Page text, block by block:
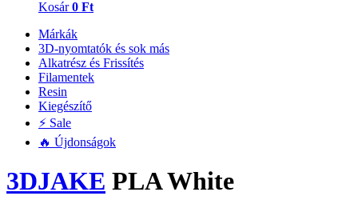
Kosár 0 Ft
Márkák
3D-nyomtatók és sok más
Alkatrész és Frissítés
Filamentek
Resin
Kiegészítő
⚡ Sale
🔥 Újdonságok
3DJAKE PLA White